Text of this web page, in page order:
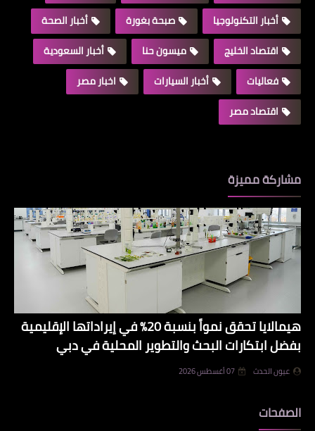
أخبار التكنولوجيا
صبحة بغورة
أخبار الصحة
اقتصاد الخليج
ميسون حنا
أخبار السعودية
فعاليات
أخبار السيارات
اخبار مصر
اقتصاد مصر
مشاركة مميزة
هيمالايا تحقق نمواً بنسبة 20% في إيراداتها الإقليمية
بفضل ابتكارات البحث والتطوير المحلية في دبي
عيون الحدث 07 أغسطس 2026
الصفحات